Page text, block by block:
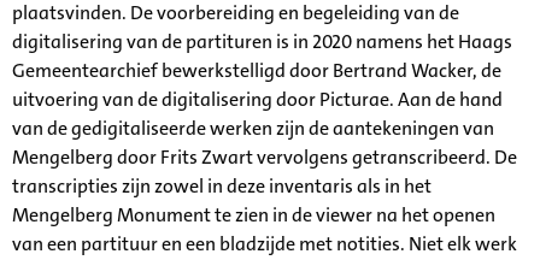
plaatsvinden. De voorbereiding en begeleiding van de
digitalisering van de partituren is in 2020 namens het Haags
Gemeentearchief bewerkstelligd door Bertrand Wacker, de
uitvoering van de digitalisering door Picturae. Aan de hand
van de gedigitaliseerde werken zijn de aantekeningen van
Mengelberg door Frits Zwart vervolgens getranscribeerd. De
transcripties zijn zowel in deze inventaris als in het
Mengelberg Monument te zien in de viewer na het openen
van een partituur en een bladzijde met notities. Niet elk werk